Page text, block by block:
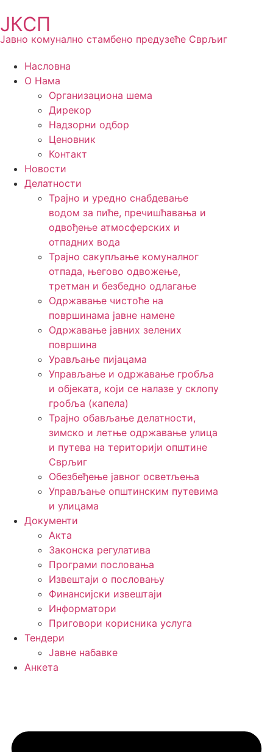
ЈКСП
Јавно комунално стамбено предузеће Сврљиг
Насловна
О Нама
Организациона шема
Дирекор
Надзорни одбор
Ценовник
Контакт
Новости
Делатности
Трајно и уредно снабдевање
водом за пиће, пречишћавања и
одвођење атмосферских и
отпадних вода
Трајно сакупљање комуналног
отпада, његово одвожење,
третман и безбедно одлагање
Одржавање чистоће на
површинама јавне намене
Одржавање јавних зелених
површина
Урављање пијацама
Управљање и одржавање гробља
и објеката, који се налазе у склопу
гробља (капела)
Трајно обављање делатности,
зимско и летње одржавање улица
и путева на територији општине
Сврљиг
Обезбеђење јавног осветљења
Управљање општинским путевима
и улицама
Документи
Акта
Законска регулатива
Програми пословања
Извештаји о пословању
Финансијски извештаји
Информатори
Приговори корисника услуга
Тендери
Јавне набавке
Анкета